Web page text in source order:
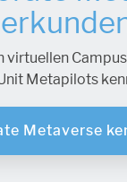
virtuellen
Metapilots
Metaverse